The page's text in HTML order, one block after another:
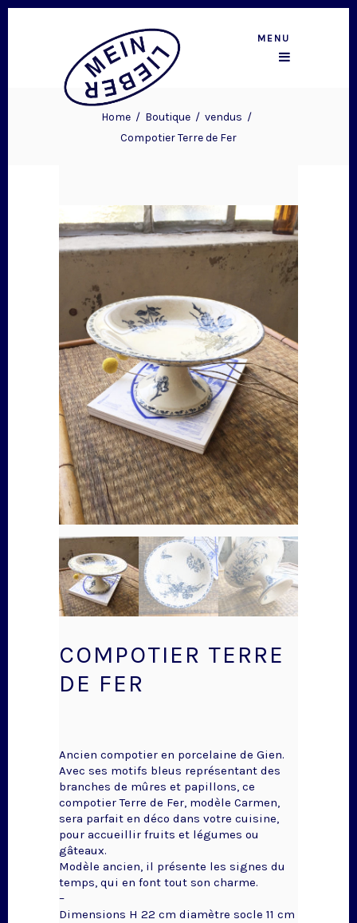
MENU
Home/ Boutique/ vendus /
Compotier Terre de Fer
COMPOTIER TERRE
DE FER
Ancien compotier en porcelaine de Gien.
Avec ses motifs bleus représentant des
branches de mûres et papillons, ce
compotier Terre de Fer, modèle Carmen,
sera parfait en déco dans votre cuisine,
pour accueillir fruits et légumes ou
gâteaux.
Modèle ancien, il présente les signes du
temps, qui en font tout son charme.
–
Dimensions H 22 cm diamètre socle 11 cm